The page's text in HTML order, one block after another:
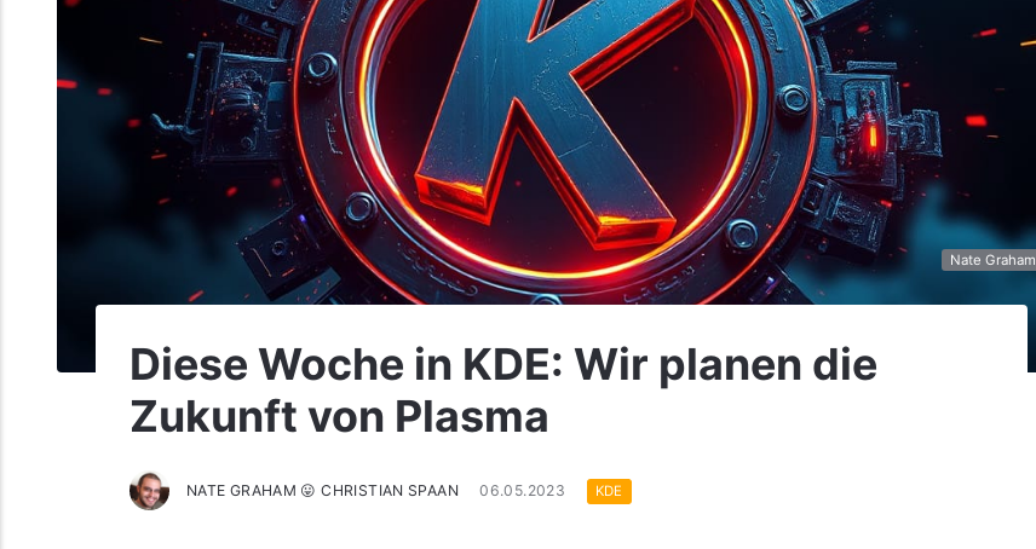
Nate Graham
Diese Woche in KDE: Wir planen die
Zukunft von Plasma
NATE GRAHAM 😛 CHRISTIAN SPAAN 06.05.2023 KDE